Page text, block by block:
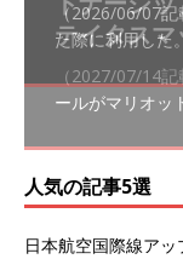
テイタスマ
（2027/07/14
ールがマリオッ
（2026/06/07
た際に利用した
(2026/01)
（2026/03/31
ェンマイに行く
（2026/03/18記
～バンコクの
（2026/03/13記
ェンマイに向
人気の記事5選
日本航空国際線ア